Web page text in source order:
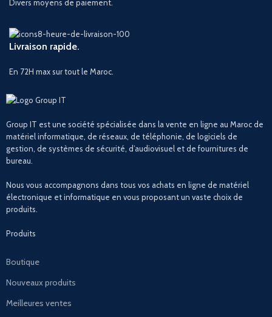
Divers moyens de paiement.
Livraison rapide.
En 72H max sur tout le Maroc.
Group IT est une société spécialisée dans la vente en ligne au Maroc de
matériel informatique, de réseaux, de téléphonie, de logiciels de
gestion, de systèmes de sécurité, d’audiovisuel et de fournitures de
bureau.
Nous vous accompagnons dans tous vos achats en ligne de matériel
électronique et informatique en vous proposant un vaste choix de
produits.
Produits
Boutique
Nouveaux produits
Meilleures ventes